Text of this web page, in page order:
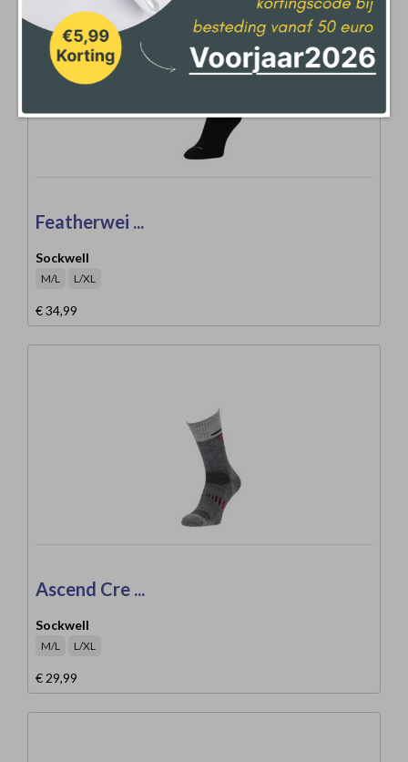
Featherwei ...
Sockwell
M/L L/XL
€ 34,99
Ascend Cre ...
Sockwell
M/L L/XL
€ 29,99